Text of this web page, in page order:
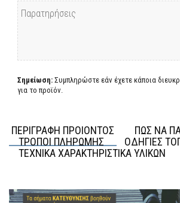
Σημείωση: Συμπληρώστε εάν έχετε κάποια
για το προϊόν.
ΠΕΡΙΓΡΑΦΗ ΠΡΟΙΟΝΤΟΣ
ΠΩΣ ΝΑ
ΤΡΟΠΟΙ ΠΛΗΡΩΜΗΣ
ΟΔΗΓΙΕΣ
ΤΕΧΝΙΚΑ ΧΑΡΑΚΤΗΡΙΣΤΙΚΑ ΥΛΙΚΩΝ